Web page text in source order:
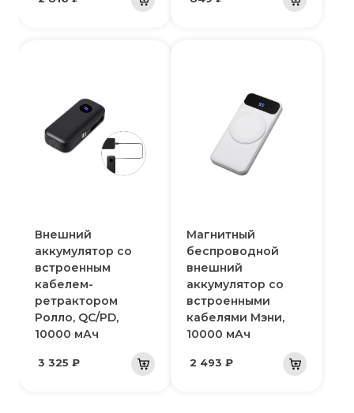
Внешний
аккумулятор со
встроенным
кабелем-
ретрактором
Ролло, QC/PD,
10000 мАч
3 325 ₽
Магнитный
беспроводной
внешний
аккумулятор со
встроенными
кабелями Мэни,
10000 мАч
2 493 ₽